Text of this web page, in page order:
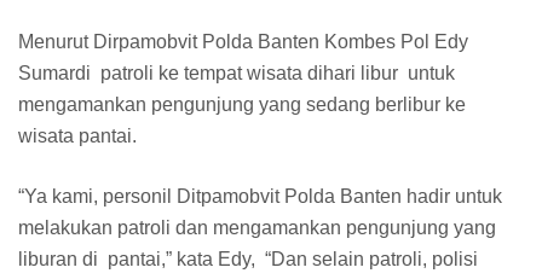
Menurut Dirpamobvit Polda Banten Kombes Pol Edy
Sumardi patroli ke tempat wisata dihari libur untuk
mengamankan pengunjung yang sedang berlibur ke
wisata pantai.
“Ya kami, personil Ditpamobvit Polda Banten hadir untuk
melakukan patroli dan mengamankan pengunjung yang
liburan di pantai,” kata Edy, “Dan selain patroli, polisi